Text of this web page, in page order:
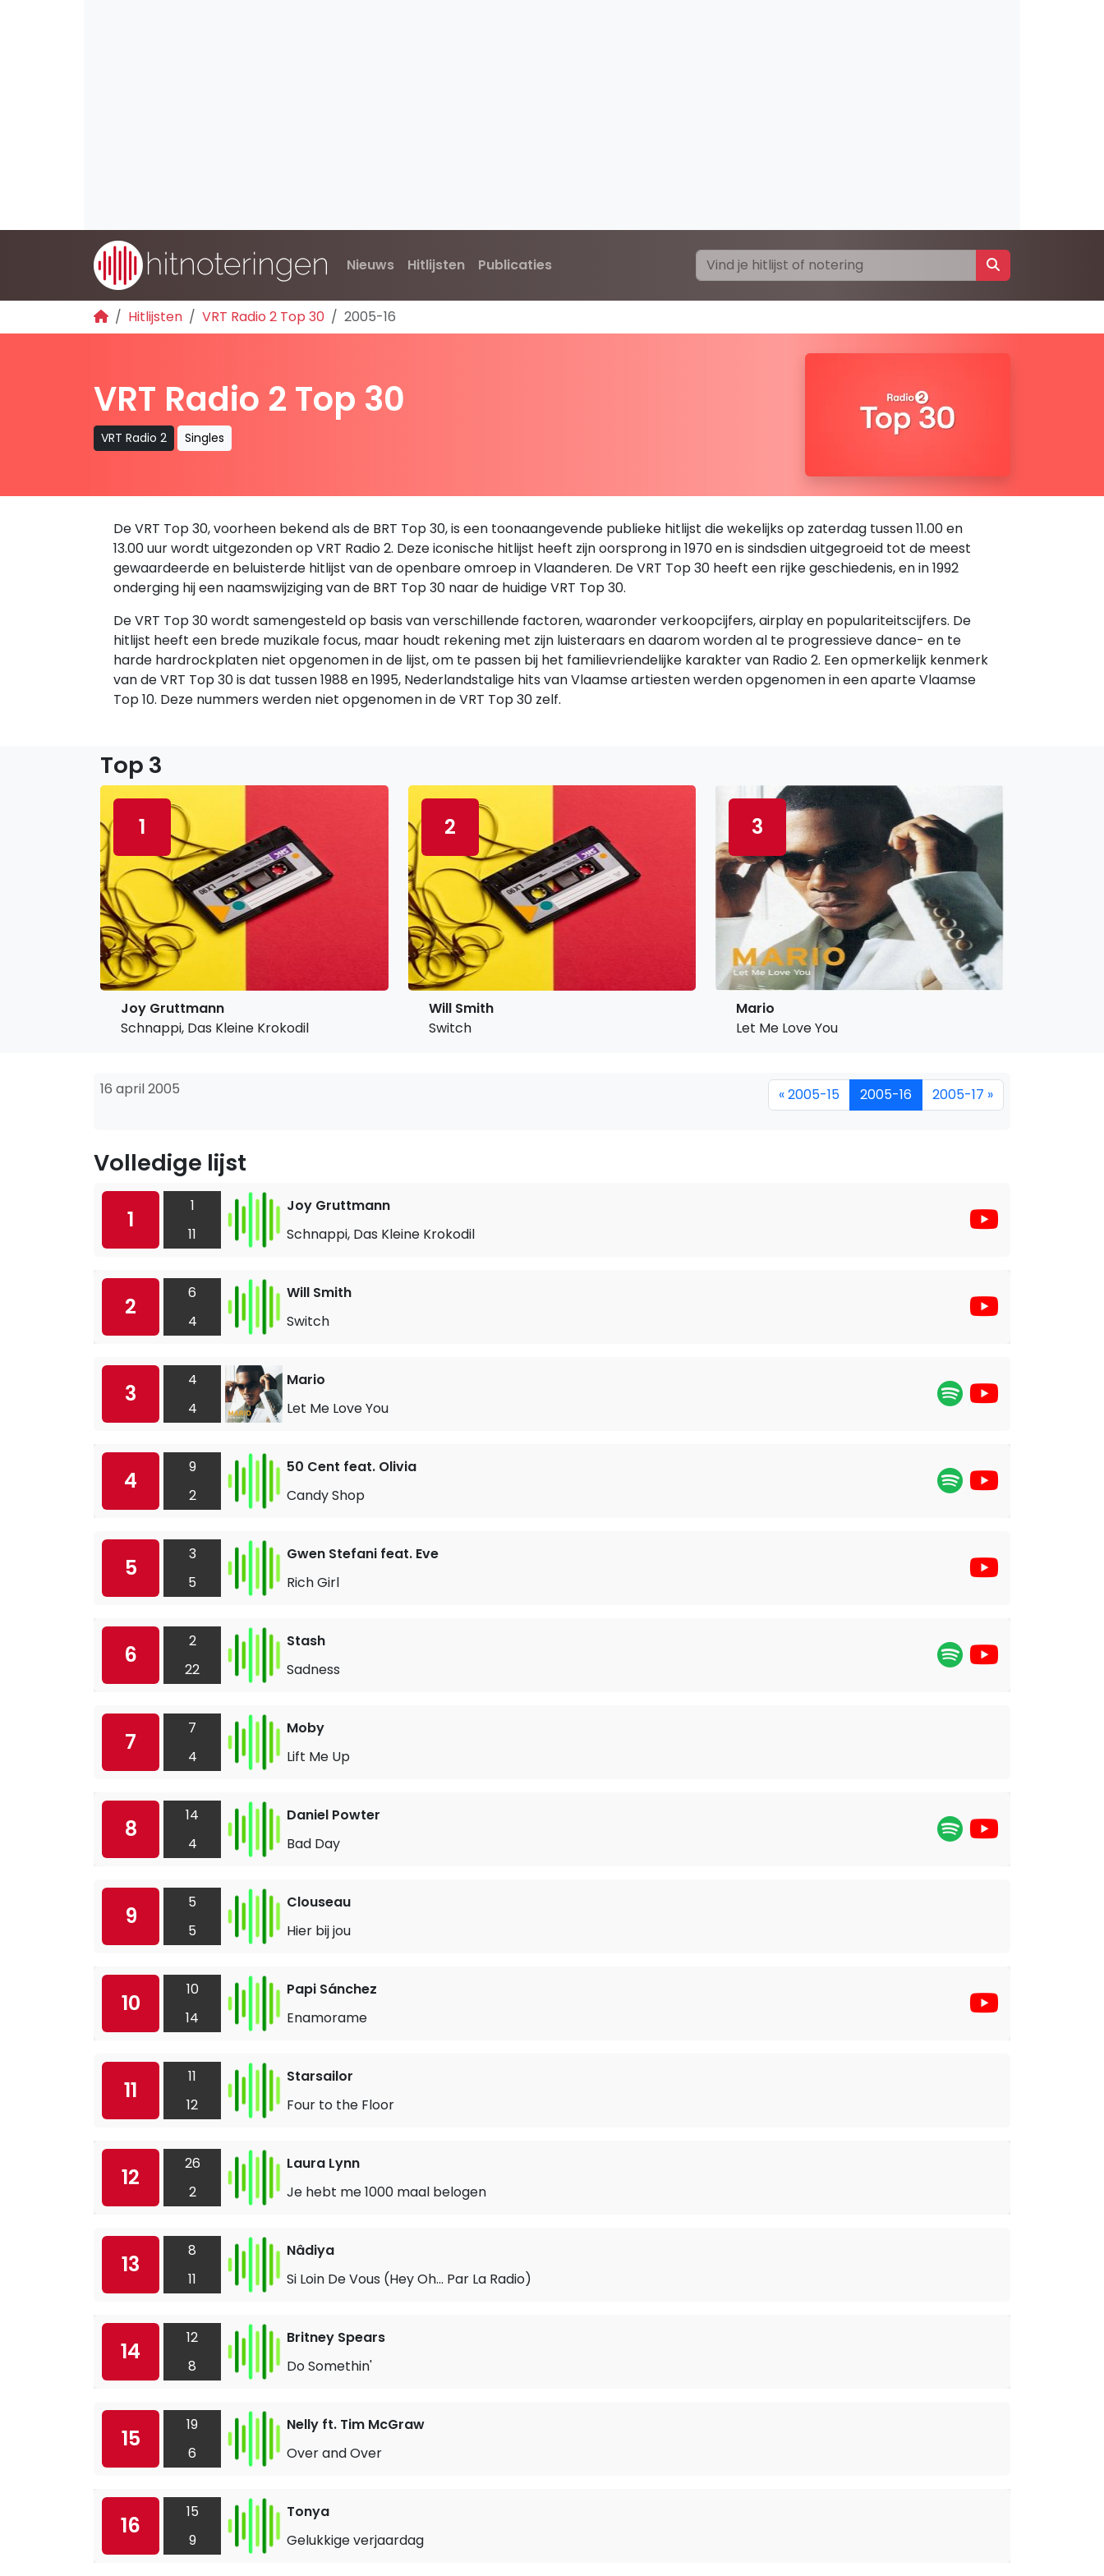
Nieuws Hitlijsten Publicaties
Hitlijsten VRT Radio 2 Top 30 2005-16
VRT Radio 2 Top 30
VRT Radio 2 Singles
De VRT Top 30, voorheen bekend als de BRT Top 30, is een toonaangevende publieke hitlijst die wekelijks op zaterdag tussen 11.00 en
13.00 uur wordt uitgezonden op VRT Radio 2. Deze iconische hitlijst heeft zijn oorsprong in 1970 en is sindsdien uitgegroeid tot de meest
gewaardeerde en beluisterde hitlijst van de openbare omroep in Vlaanderen. De VRT Top 30 heeft een rijke geschiedenis, en in 1992
onderging hij een naamswijziging van de BRT Top 30 naar de huidige VRT Top 30.
De VRT Top 30 wordt samengesteld op basis van verschillende factoren, waaronder verkoopcijfers, airplay en populariteitscijfers. De
hitlijst heeft een brede muzikale focus, maar houdt rekening met zijn luisteraars en daarom worden al te progressieve dance- en te
harde hardrockplaten niet opgenomen in de lijst, om te passen bij het familievriendelijke karakter van Radio 2. Een opmerkelijk kenmerk
van de VRT Top 30 is dat tussen 1988 en 1995, Nederlandstalige hits van Vlaamse artiesten werden opgenomen in een aparte Vlaamse
Top 10. Deze nummers werden niet opgenomen in de VRT Top 30 zelf.
Top 3
1
Joy Gruttmann
Schnappi, Das Kleine Krokodil
2
Will Smith
Switch
3
Mario
Let Me Love You
16 april 2005 « 2005-15 2005-16 2005-17 »
Volledige lijst
1
1
11
Joy Gruttmann
Schnappi, Das Kleine Krokodil
2
6
4
Will Smith
Switch
3
4
4
Mario
Let Me Love You
4
9
2
50 Cent feat. Olivia
Candy Shop
5
3
5
Gwen Stefani feat. Eve
Rich Girl
6
2
22
Stash
Sadness
7
7
4
Moby
Lift Me Up
8
14
4
Daniel Powter
Bad Day
9
5
5
Clouseau
Hier bij jou
10
10
14
Papi Sánchez
Enamorame
11
11
12
Starsailor
Four to the Floor
12
26
2
Laura Lynn
Je hebt me 1000 maal belogen
13
8
11
Nâdiya
Si Loin De Vous (Hey Oh... Par La Radio)
14
12
8
Britney Spears
Do Somethin'
15
19
6
Nelly ft. Tim McGraw
Over and Over
16
15
9
Tonya
Gelukkige verjaardag